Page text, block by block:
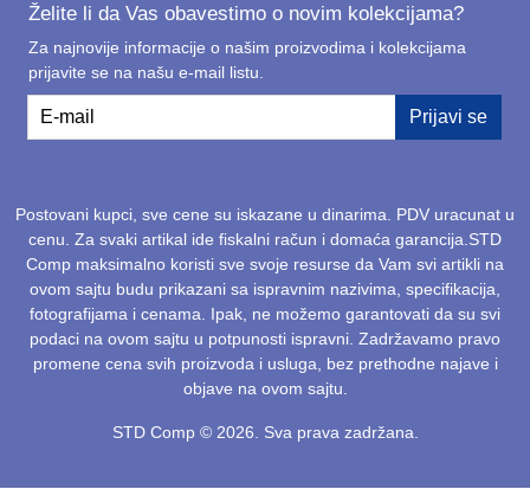
Želite li da Vas obavestimo o novim kolekcijama?
Za najnovije informacije o našim proizvodima i kolekcijama
prijavite se na našu e-mail listu.
E-mail
Prijavi se
Postovani kupci, sve cene su iskazane u dinarima. PDV uracunat u
cenu. Za svaki artikal ide fiskalni račun i domaća garancija.STD
Comp maksimalno koristi sve svoje resurse da Vam svi artikli na
ovom sajtu budu prikazani sa ispravnim nazivima, specifikacija,
fotografijama i cenama. Ipak, ne možemo garantovati da su svi
podaci na ovom sajtu u potpunosti ispravni. Zadržavamo pravo
promene cena svih proizvoda i usluga, bez prethodne najave i
objave na ovom sajtu.
STD Comp © 2026. Sva prava zadržana.